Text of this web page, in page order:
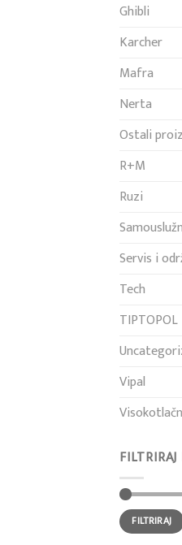
Ghibli
Karcher
Mafra
Nerta
Ostali
R+M
Ruzi
Servis i
Tech
TIPTOPOL
Vipal
Min
cijena
Maks
cijenaFILTRIRAJ